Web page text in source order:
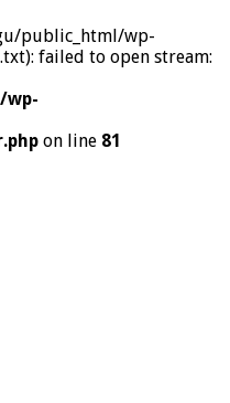
public_html/wp-
failed to open stream:
wp-
on line 81